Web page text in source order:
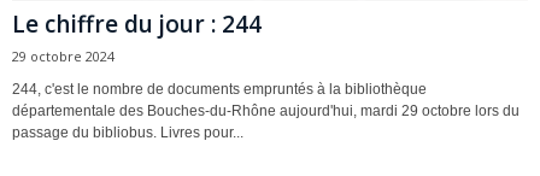
Le chiffre du jour : 244
29 octobre 2024
244, c'est le nombre de documents empruntés à la bibliothèque
départementale des Bouches-du-Rhône aujourd'hui, mardi 29 octobre lors du
passage du bibliobus. Livres pour...